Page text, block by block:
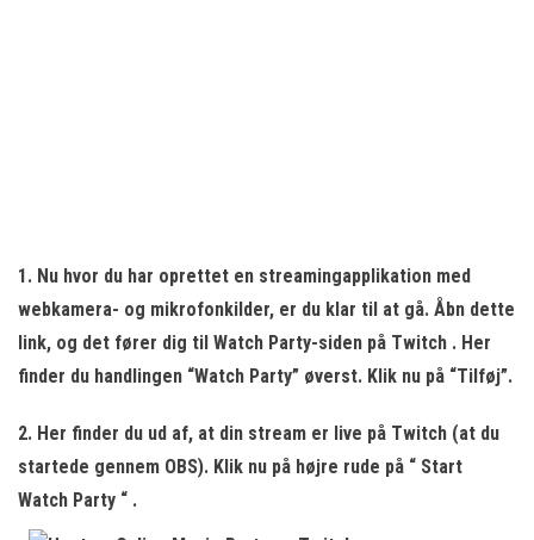
1. Nu hvor du har oprettet en streamingapplikation med
webkamera- og mikrofonkilder, er du klar til at gå. Åbn dette
link, og det fører dig til Watch Party-siden på Twitch . Her
finder du handlingen “Watch Party” øverst. Klik nu på “Tilføj”.
2. Her finder du ud af, at din stream er live på Twitch (at du
startede gennem OBS). Klik nu på højre rude på “ Start
Watch Party “ .